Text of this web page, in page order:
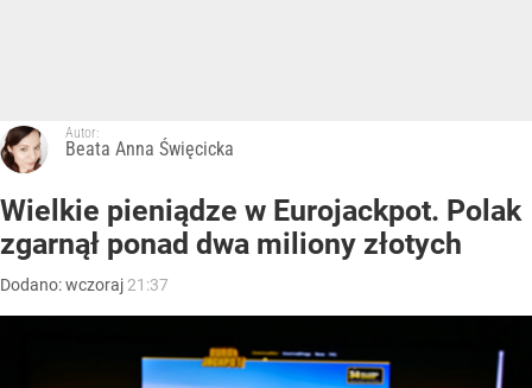
Autor:
Beata Anna Święcicka
Wielkie pieniądze w Eurojackpot. Polak
zgarnął ponad dwa miliony złotych
Dodano:wczoraj 21:37